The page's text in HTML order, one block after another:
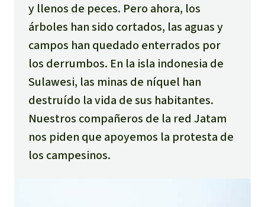
y llenos de peces. Pero ahora, los
árboles han sido cortados, las aguas y
campos han quedado enterrados por
los derrumbos. En la isla indonesia de
Sulawesi, las minas de níquel han
destruído la vida de sus habitantes.
Nuestros compañeros de la red Jatam
nos piden que apoyemos la protesta de
los campesinos.